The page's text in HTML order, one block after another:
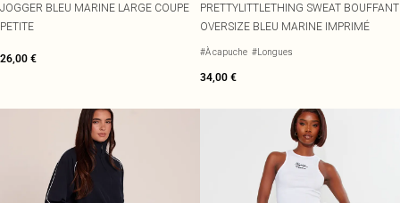
JOGGER BLEU MARINE LARGE COUPE
PETITE
26,00 €
PRETTYLITTLETHING SWEAT BOUFFANT
OVERSIZE BLEU MARINE IMPRIMÉ
#À capuche #Longues
34,00 €